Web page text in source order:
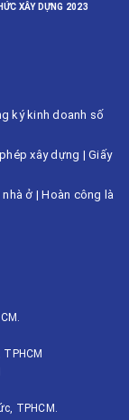
XÂY DỰNG 2023
ký kinh doanh số
xây dựng | Giấy
ở |Hoàn công là
TPHCM.